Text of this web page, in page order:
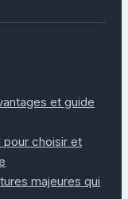
et guide
pour choisir et
majeures qui